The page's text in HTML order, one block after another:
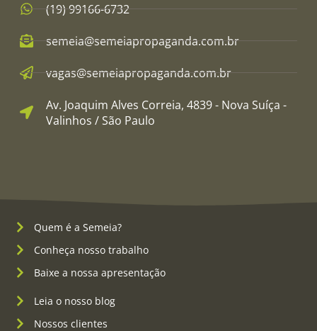
(19) 99166-6732
semeia@semeiapropaganda.com.br​
vagas@semeiapropaganda.com.br​
Av. Joaquim Alves Correia, 4839 - Nova Suíça -
Valinhos / São Paulo
Quem é a Semeia?
Conheça nosso trabalho
Baixe a nossa apresentação
Leia o nosso blog
Nossos clientes